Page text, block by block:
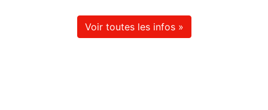
Voir toutes les infos »